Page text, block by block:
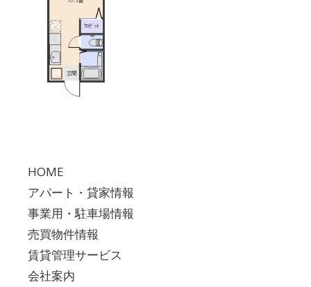
HOME
アパート・貸家情報
事業用・駐車場情報
売買物件情報
賃貸管理サービス
会社案内